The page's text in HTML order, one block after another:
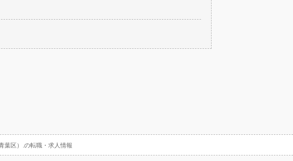
葉区）.の転職・求人情報